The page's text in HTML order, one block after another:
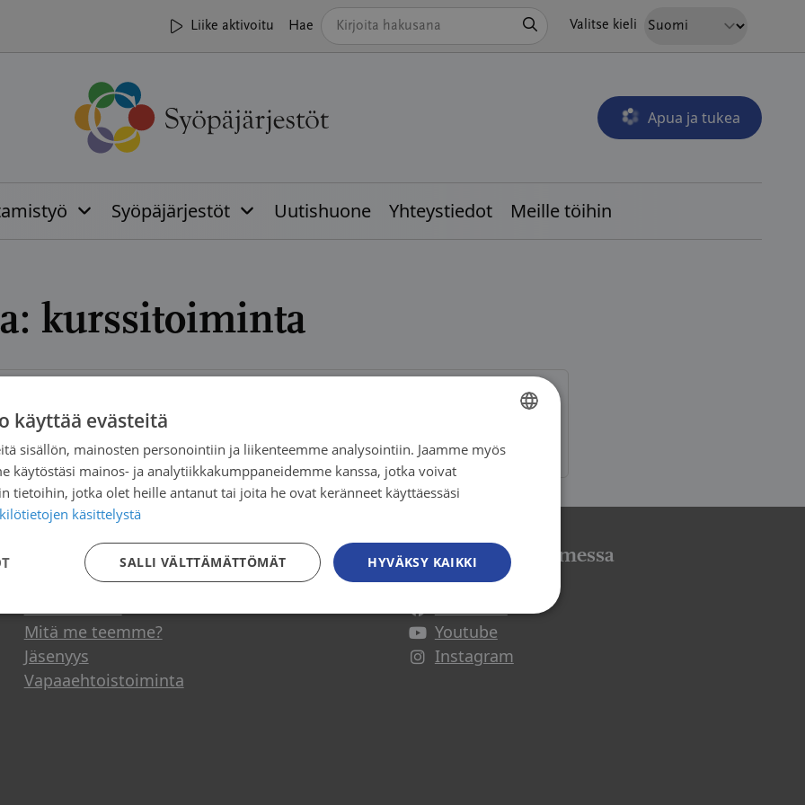
Liike aktivoitu Hae Valitse kieli
Apua ja tukea
Avautuu uudessa
Syöpäjärjestöt Uutishuone Yhteystiedot Meille töihin
kurssitoiminta
sairastuneiden arkea
Osallistu toimintaan
Mitä me teemme?
Jäsenyys
Vapaaehtoistoiminta
Syöpäjärjestöt somessa
Avautuu uuteen ikkunaan
Youtube
Avautuu uuteen ikkunaan
Instagram
Avautuu uuteen ikkunaan
FINNISH
käyttää evästeitä
sisällön, mainosten personointiin ja liikenteemme analysointiin. Jaamme myös
käytöstäsi mainos- ja analytiikkakumppaneidemme kanssa, jotka voivat
tietoihin, jotka olet heille antanut tai joita he ovat keränneet käyttäessäsi
käsittelystä
HYVÄKSY KAIKKI
SALLI VÄLTTÄMÄTTÖMÄT